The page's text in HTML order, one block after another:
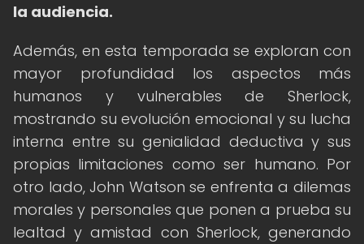
la audiencia.
Además, en esta temporada se exploran con
mayor profundidad los aspectos más
humanos y vulnerables de Sherlock,
mostrando su evolución emocional y su lucha
interna entre su genialidad deductiva y sus
propias limitaciones como ser humano. Por
otro lado, John Watson se enfrenta a dilemas
morales y personales que ponen a prueba su
lealtad y amistad con Sherlock, generando